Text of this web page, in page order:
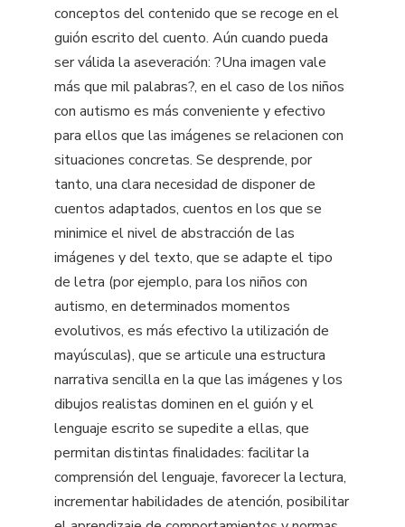
conceptos del contenido que se recoge en el
guión escrito del cuento. Aún cuando pueda
ser válida la aseveración: ?Una imagen vale
más que mil palabras?, en el caso de los niños
con autismo es más conveniente y efectivo
para ellos que las imágenes se relacionen con
situaciones concretas. Se desprende, por
tanto, una clara necesidad de disponer de
cuentos adaptados, cuentos en los que se
minimice el nivel de abstracción de las
imágenes y del texto, que se adapte el tipo
de letra (por ejemplo, para los niños con
autismo, en determinados momentos
evolutivos, es más efectivo la utilización de
mayúsculas), que se articule una estructura
narrativa sencilla en la que las imágenes y los
dibujos realistas dominen en el guión y el
lenguaje escrito se supedite a ellas, que
permitan distintas finalidades: facilitar la
comprensión del lenguaje, favorecer la lectura,
incrementar habilidades de atención, posibilitar